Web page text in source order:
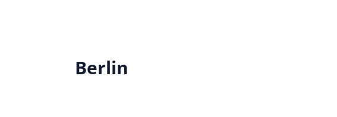
Berlin